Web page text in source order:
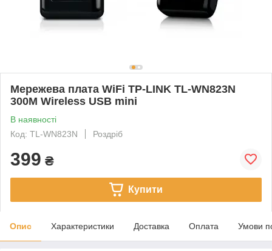
Мережева плата WiFi TP-LINK TL-WN823N
300M Wireless USB mini
В наявності
Код: TL-WN823N
Роздріб
399 ₴
Купити
Опис Характеристики Доставка Оплата Умови